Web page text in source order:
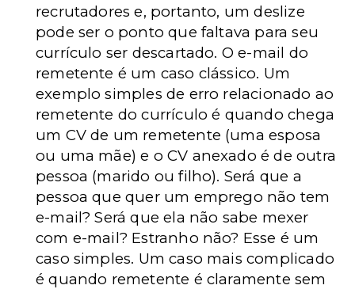
recrutadores e, portanto, um deslize
pode ser o ponto que faltava para seu
currículo ser descartado. O e-mail do
remetente é um caso clássico. Um
exemplo simples de erro relacionado ao
remetente do currículo é quando chega
um CV de um remetente (uma esposa
ou uma mãe) e o CV anexado é de outra
pessoa (marido ou filho). Será que a
pessoa que quer um emprego não tem
e-mail? Será que ela não sabe mexer
com e-mail? Estranho não? Esse é um
caso simples. Um caso mais complicado
é quando remetente é claramente sem